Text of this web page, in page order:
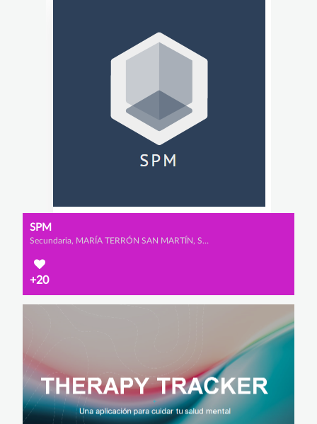
SPM
Secundaria, MARÍA TERRÓN SAN MARTÍN, SARA SAAD MARTÍN y PATRICIA RUIZ DEL PORTAL RODRÍGUEZ
+20